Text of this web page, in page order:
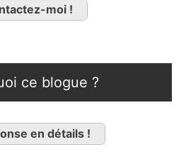
moi !
ce blogue ?
en détails !